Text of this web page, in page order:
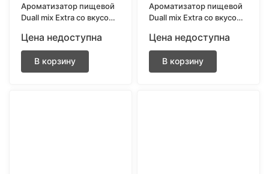
Ароматизатор пищевой
Duall mix Extra со вкусом
Цена недоступна
В корзину
Ароматизатор пищевой
Duall mix Extra со вкусом
мл.
Цена недоступна
В корзину